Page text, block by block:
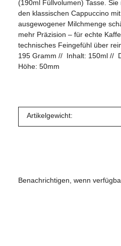
(190ml Füllvolumen) Tasse.
den klassischen Cappuccino
ausgewogener Milchmenge
mehr Präzision – für echte
technisches Feingefühl über
195 Gramm // Inhalt: 150ml //
Höhe: 50mm
Artikelgewicht:
Benachrichtigen, wenn